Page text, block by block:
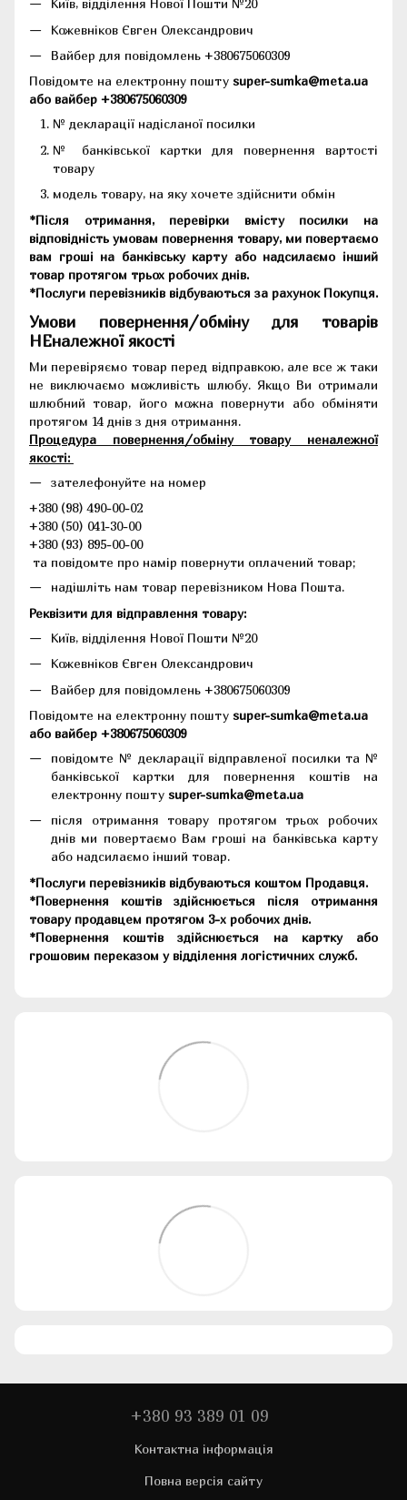
Київ, відділення Нової Пошти №20
Кожевніков Євген Олександрович
Вайбер для повідомлень +380675060309
Повідомте на електронну пошту super-sumka@meta.ua
або вайбер +380675060309
№ декларації надісланої посилки
№ банківської картки для повернення вартості
товару
модель товару, на яку хочете здійснити обмін
*Після отримання, перевірки вмісту посилки на
відповідність умовам повернення товару, ми повертаємо
вам гроші на банківську карту або надсилаємо інший
товар протягом трьох робочих днів.
*Послуги перевізників відбуваються за рахунок Покупця.
Умови повернення/обміну для товарів
НЕналежної якості
Ми перевіряємо товар перед відправкою, але все ж таки
не виключаємо можливість шлюбу. Якщо Ви отримали
шлюбний товар, його можна повернути або обміняти
протягом 14 днів з дня отримання.
Процедура повернення/обміну товару неналежної
якості:
зателефонуйте на номер
+380 (98) 490-00-02
+380 (50) 041-30-00
+380 (93) 895-00-00
та повідомте про намір повернути оплачений товар;
надішліть нам товар перевізником Нова Пошта.
Реквізити для відправлення товару:
Київ, відділення Нової Пошти №20
Кожевніков Євген Олександрович
Вайбер для повідомлень +380675060309
Повідомте на електронну пошту super-sumka@meta.ua
або вайбер +380675060309
повідомте № декларації відправленої посилки та №
банківської картки для повернення коштів на
електронну пошту super-sumka@meta.ua
після отримання товару протягом трьох робочих
днів ми повертаємо Вам гроші на банківська карту
або надсилаємо інший товар.
*Послуги перевізників відбуваються коштом Продавця.
*Повернення коштів здійснюється після отримання
товару продавцем протягом 3-х робочих днів.
*Повернення коштів здійснюється на картку або
грошовим переказом у відділення логістичних служб.
+380 93 389 01 09
Контактна інформація
Повна версія сайту